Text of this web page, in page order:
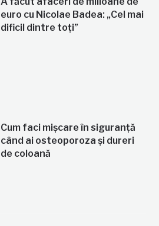
euro cu Nicolae Badea: „Cel mai
dificil dintre toți”
Cum faci mișcare în siguranță
când ai osteoporoza și dureri
de coloană